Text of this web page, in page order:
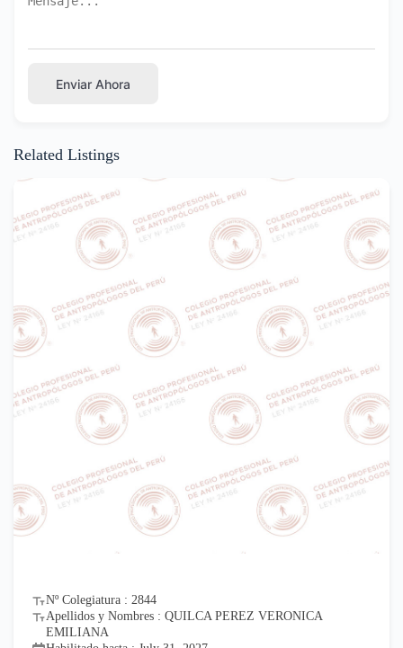
Enviar Ahora
Related Listings
Nº Colegiatura : 2844
Apellidos y Nombres : QUILCA PEREZ VERONICA
EMILIANA